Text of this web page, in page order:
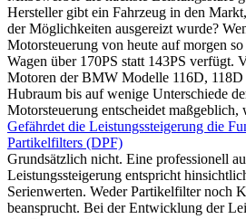
Hersteller gibt ein Fahrzeug in den
der Möglichkeiten ausgereizt wurde?
Motorsteuerung von heute auf morgen
Wagen über 170PS statt 143PS verfügt.
Motoren der BMW Modelle 116D,
Hubraum bis auf wenige Unterschiede
Motorsteuerung entscheidet
Gefährdet die Leistungssteigerung die
Partikelfilters (DPF)
Grundsätzlich nicht. Eine professionell
Leistungssteigerung entspricht
Serienwerten. Weder Partikelfilter noch
beansprucht. Bei der Entwicklung der